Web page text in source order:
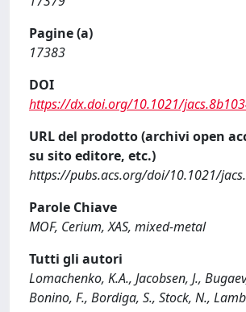
Pagine (a)
17383
DOI
https://dx.doi.org/10.1021/
URL del prodotto (archivi open
su sito editore, etc.)
https://pubs.acs.org/doi/10.1021/
Parole Chiave
MOF, Cerium, XAS, mixed-metal
Tutti gli autori
Lomachenko, K.A., Jacobsen, J.,
Bonino, F., Bordiga, S., Stock, N.,